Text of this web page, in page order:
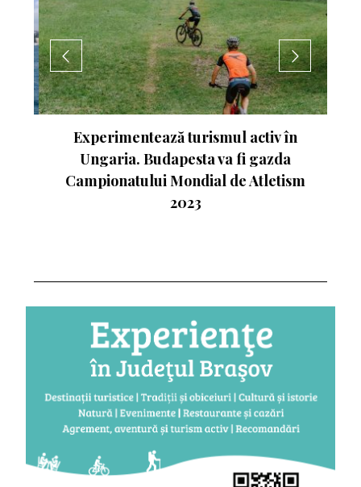
Experimentează turismul activ în
Ungaria. Budapesta va fi gazda
Campionatului Mondial de Atletism
2023